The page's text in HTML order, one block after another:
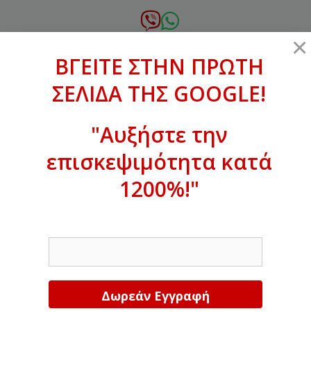
σε
xanthogenous@gmail.com
ΒΓΕΙΤΕ ΣΤΗΝ ΠΡΩΤΗ ΣΕΛΙΔΑ ΤΗΣ
GOOGLE!
×
ΒΓΕΙΤΕ ΣΤΗΝ ΠΡΩΤΗ
ΣΕΛΙΔΑ ΤΗΣ GOOGLE!
"Αυξήστε την
επισκεψιμότητα κατά
1200%!"